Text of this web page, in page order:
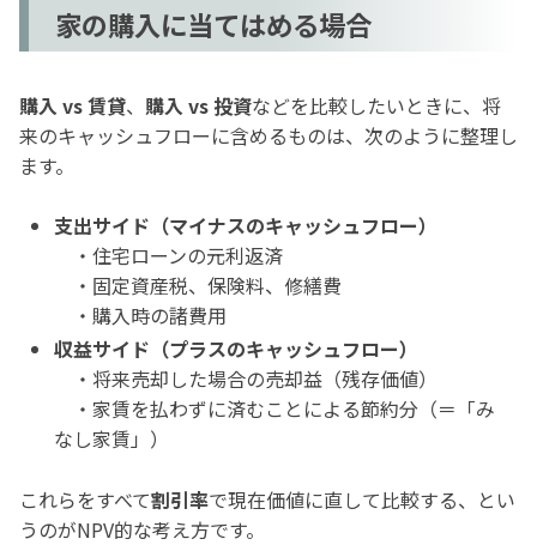
家の購入に当てはめる場合
購入 vs 賃貸、 購入 vs 投資などを比較したいときに、将
来のキャッシュフローに含めるものは、次のように整理し
ます。
支出サイド（マイナスのキャッシュフロー）
・住宅ローンの元利返済
・固定資産税、保険料、修繕費
・購入時の諸費用
収益サイド（プラスのキャッシュフロー）
・将来売却した場合の売却益（残存価値）
・家賃を払わずに済むことによる節約分（＝「み
なし家賃」）
これらをすべて割引率で現在価値に直して比較する、とい
うのがNPV的な考え方です。